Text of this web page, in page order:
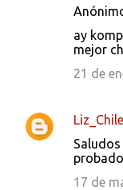
ay
mejor
21 de
Liz_Chile
17 de